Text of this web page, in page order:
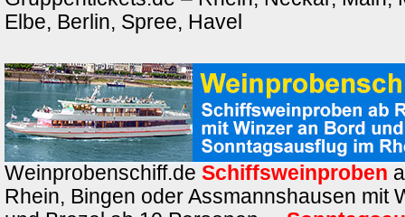
Elbe, Berlin, Spree, Havel
Weinprobenschiff.de Schiffsweinproben
Rhein, Bingen oder Assmannshausen mit